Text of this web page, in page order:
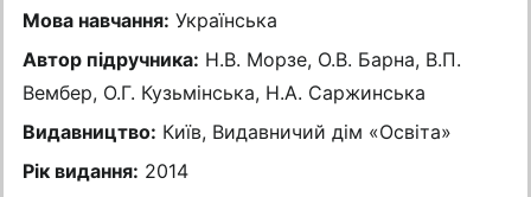
Мова навчання: Українська
Автор підручника: Н.В. Морзе, О.В. Барна, В.П.
Вембер, О.Г. Кузьмінська, Н.А. Саржинська
Видавництво: Київ, Видавничий дiм «Освiта»
Рік видання: 2014